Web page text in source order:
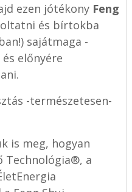
ezen jótékony Feng
és bírtokba
sajátmaga -
előnyére
-természetesen-
is meg, hogyan
Technológia®, a